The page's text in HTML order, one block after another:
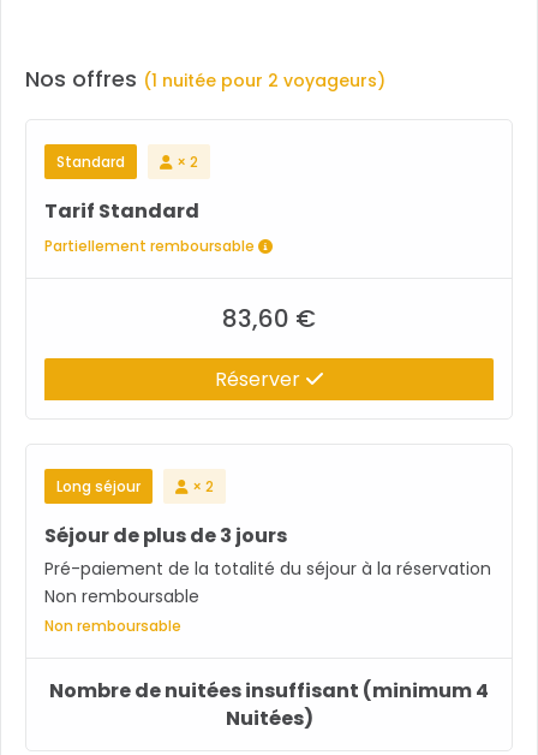
Nos offres (1 nuitée pour 2 voyageurs)
Standard × 2
Tarif Standard
Partiellement remboursable
83,60 €
Réserver
Long séjour × 2
Séjour de plus de 3 jours
Pré-paiement de la totalité du séjour à la réservation
Non remboursable
Non remboursable
Nombre de nuitées insuffisant (minimum 4
Nuitées)